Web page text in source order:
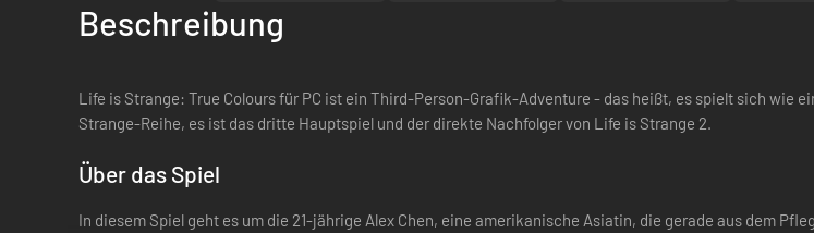
Beschreibung
Life is Strange: True Colours für PC ist ein Third-Person-Grafik-Adventure - das heißt, es spielt sich wie
Strange-Reihe, es ist das dritte Hauptspiel und der direkte Nachfolger von Life is Strange 2.
Über das Spiel
In diesem Spiel geht es um die 21-jährige Alex Chen, eine amerikanische Asiatin, die gerade aus dem